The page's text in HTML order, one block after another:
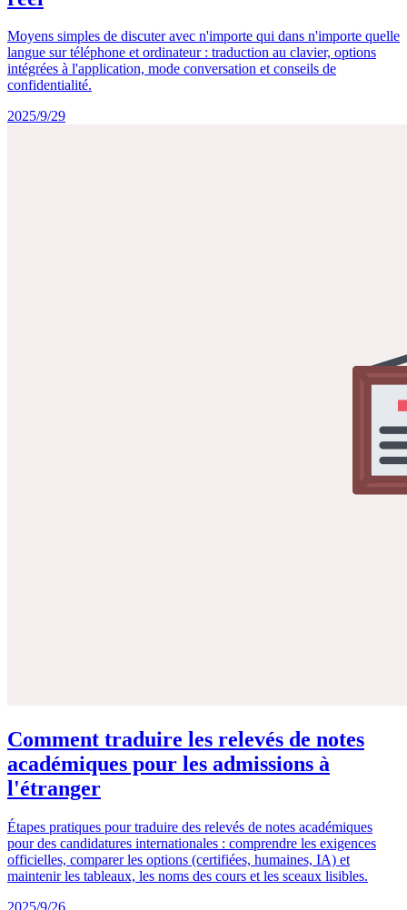
Moyens simples de discuter avec n'importe qui dans n'importe quelle
langue sur téléphone et ordinateur : traduction au clavier, options
intégrées à l'application, mode conversation et conseils de
confidentialité.
2025/9/29
Comment traduire les relevés de notes
académiques pour les admissions à
l'étranger
Étapes pratiques pour traduire des relevés de notes académiques
pour des candidatures internationales : comprendre les exigences
officielles, comparer les options (certifiées, humaines, IA) et
maintenir les tableaux, les noms des cours et les sceaux lisibles.